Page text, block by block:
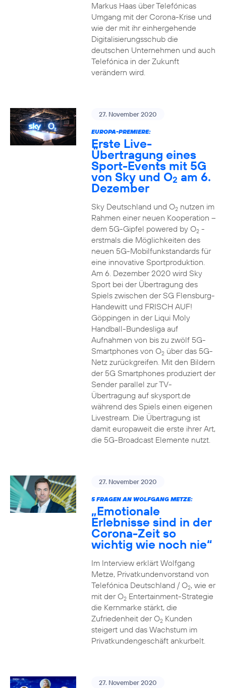
Markus Haas über Telefónicas
Umgang mit der Corona-Krise und
wie der mit ihr einhergehende
Digitalisierungsschub die
deutschen Unternehmen und auch
Telefónica in der Zukunft
verändern wird.
27. November 2020
EUROPA-PREMIERE:
Erste Live-
Übertragung eines
Sport-Events mit 5G
von Sky und O2 am 6.
Dezember
Sky Deutschland und O2nutzen im
Rahmen einer neuen Kooperation –
dem 5G-Gipfel powered by O2-
erstmals die Möglichkeiten des
neuen 5G-Mobilfunkstandards für
eine innovative Sportproduktion.
Am 6. Dezember 2020 wird Sky
Sport bei der Übertragung des
Spiels zwischen der SG Flensburg-
Handewitt und FRISCH AUF!
Göppingen in der Liqui Moly
Handball-Bundesliga auf
Aufnahmen von bis zu zwölf 5G-
Smartphones von O2über das 5G-
Netz zurückgreifen. Mit den Bildern
der 5G Smartphones produziert der
Sender parallel zur TV-
Übertragung auf skysport.de
während des Spiels einen eigenen
Livestream. Die Übertragung ist
damit europaweit die erste ihrer Art,
die 5G-Broadcast Elemente nutzt.
27. November 2020
5 FRAGEN AN WOLFGANG METZE:
„Emotionale
Erlebnisse sind in der
Corona-Zeit so
wichtig wie noch nie“
Im Interview erklärt Wolfgang
Metze, Privatkundenvorstand von
Telefónica Deutschland / O2, wie er
mit der O2Entertainment-Strategie
die Kernmarke stärkt, die
Zufriedenheit der O2Kunden
steigert und das Wachstum im
Privatkundengeschäft ankurbelt.
27. November 2020